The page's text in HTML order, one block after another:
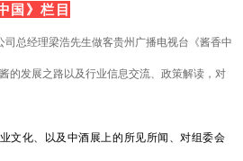
国》栏目
总经理梁浩先生做客贵州广播电视台《酱香中
的发展之路以及行业信息交流、政策解读，对
文化、 以及 中酒展上的所见所闻 、对组委会